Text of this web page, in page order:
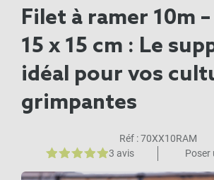
Filet à ramer 10m
15 x 15 cm : Le
idéal pour vos
grimpantes
Réf :70XX10RAM
3 avis
Poser